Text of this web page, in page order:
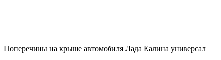
Поперечины на крыше автомобиля Лада Калина универсал